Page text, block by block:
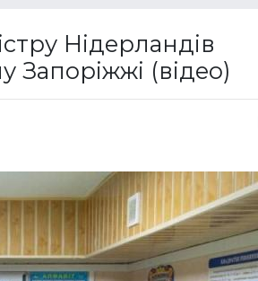
Нідерландів
(відео)